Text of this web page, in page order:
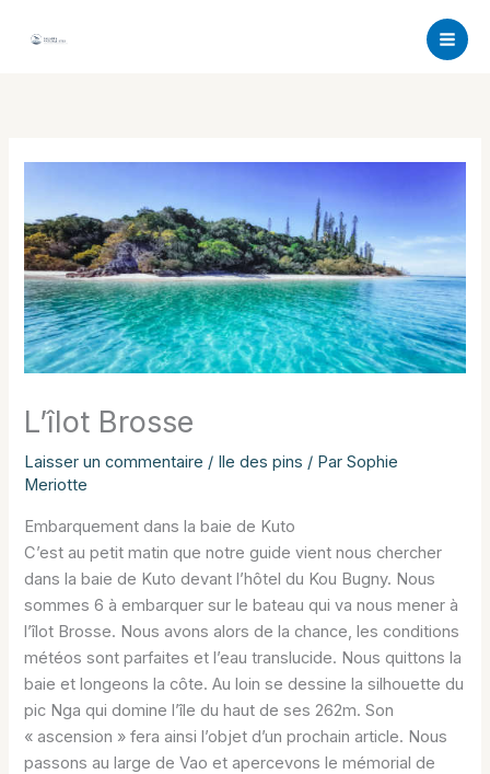
L’îlot Brosse
Laisser un commentaire / Ile des pins / ParSophie
Meriotte
Embarquement dans la baie de Kuto
C’est au petit matin que notre guide vient nous chercher
dans la baie de Kuto devant l’hôtel du Kou Bugny. Nous
sommes 6 à embarquer sur le bateau qui va nous mener à
l’îlot Brosse. Nous avons alors de la chance, les conditions
météos sont parfaites et l’eau translucide. Nous quittons la
baie et longeons la côte. Au loin se dessine la silhouette du
pic Nga qui domine l’île du haut de ses 262m. Son
« ascension » fera ainsi l’objet d’un prochain article. Nous
passons au large de Vao et apercevons le mémorial de